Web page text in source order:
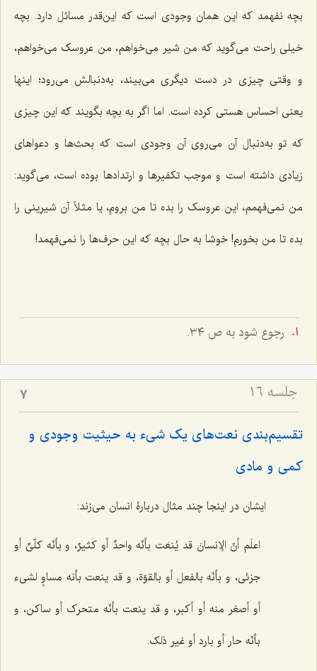
بچه نفهمد که این همان وجودی است که این‌قدر مسائل دارد. بچه
خیلی راحت می‌گوید که من شیر می‌خواهم، من عروسک می‌خواهم،
و وقتی چیزی در دست دیگری می‌بیند، به‌دنبالش می‌رود؛ اینها
یعنی احساس هستی کرده است. اما اگر به بچه بگویند که این چیزی
که تو به‌دنبال آن می‌روی آن وجودی است که بحث‌ها و دعواهای
زیادی داشته است و موجب تکفیرها و ارتدادها بوده است، می‌گوید:
من نمی‌فهمم، این عروسک را بده تا من بروم، یا مثلاً آن شیرینی را
بده تا من بخورم! خوشا به حال بچه که این حرف‌ها را نمی‌فهمد!
رجوع شود به ص ٣٤.
جلسه ۱۶ 7
تقسیم‌بندی نعت‌های یک شیء به حیثیت وجودی و
کمی و مادی
ایشان در اینجا چند مثال دربارۀ انسان می‌زند:
اعلَم أنّ الإنسانَ قد یُنعَت بأنّه واحدٌ أو کثیرٌ، و بأنّه کلّیٌ أو
جزئی، و بأنّه بالفعل أو بالقوّة، و قد ینعت بأنه مساوٍ لشیء
أو أصغر منه أو أکبر، و قد ینعت بأنّه متحرک أو ساکن، و
بأنّه حار أو بارد أو غیر ذلک.